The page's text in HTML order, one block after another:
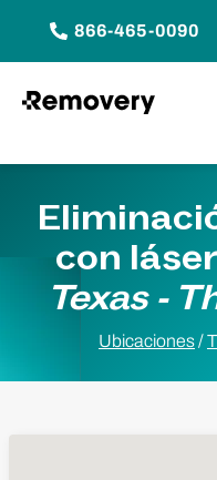
866-465-0090
con
Texas -
Ubicaciones/